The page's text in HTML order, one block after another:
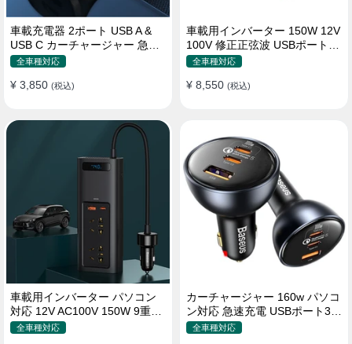
車載充電器 2ポート USB A &
USB C カーチャージャー 急速
充電USB [36W 12V-24V ]
全車種対応
¥ 3,850 (税込)
車載用インバーター 150W 12V
100V 修正正弦波 USBポート2
口 コンバーター 防災用品 チャ
全車種対応
¥ 8,550 (税込)
車載用インバーター パソコン
対応 12V AC100V 150W 9重保
護 ディスプレイ付き 静音タイ
全車種対応
カーチャージャー 160w パソコ
ン対応 急速充電 USBポート3つ
Type-C シガーソケット
全車種対応